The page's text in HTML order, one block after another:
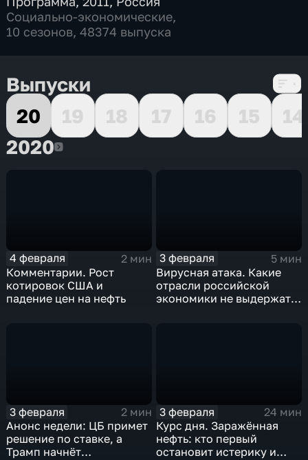
Социально-экономические,
10 сезонов, 48374 выпуска
Выпуски
20
19 18 17 16 15
14
20202020
4 февраля
2 мин
Комментарии. Рост
котировок США и
падение цен на нефть
3 февраля
5 мин
Вирусная атака. Какие
отрасли российской
экономики не выдержат
3 февраля
2 мин
Анонс недели: ЦБ примет
решение по ставке, а
Трамп начнёт
3 февраля
24 мин
Курс дня. Заражённая
нефть: кто первый
остановит истерику и